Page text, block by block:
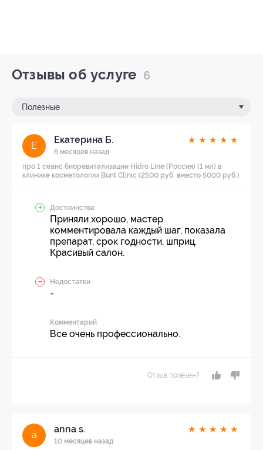
Отзывы об услуге 6
Полезные
Е
Екатерина Б.
6 месяцев назад
★ ★ ★ ★ ★
про 1 сеанс биоревитализации Hidro Line (Россия) (1 мл) в
клинике косметологии Bunt Clinic (2500 руб. вместо 5000 руб.)
Достоинства
Приняли хорошо, мастер
комментировала каждый шаг, показала
препарат, срок годности, шприц.
Красивый салон.
Недостатки
-
Комментарий
Все очень профессионально.
Отзыв полезен?
a
anna s.
10 месяцев назад
★ ★ ★ ★ ★